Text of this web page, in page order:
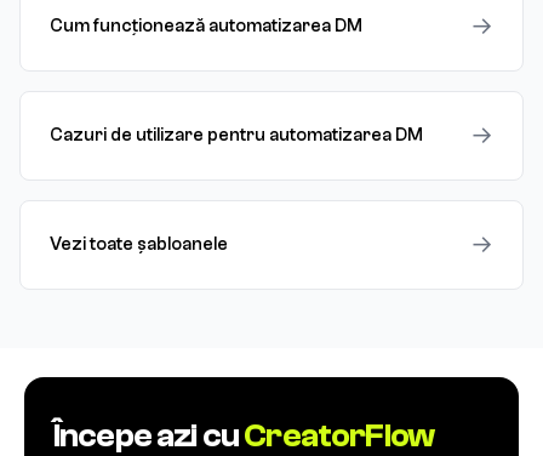
Cum funcționează automatizarea DM →
Cazuri de utilizare pentru automatizarea DM →
Vezi toate șabloanele →
Începe azi cuCreatorFlow